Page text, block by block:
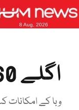
8 Aug, 2026
اگلے 60 سال میں کوورنا جیسی عالمی وبا کے لیےتیار رہیں
وبا کے امکانات